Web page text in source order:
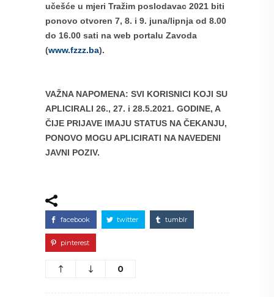
učešće u mjeri Tražim poslodavac 2021 biti
ponovo otvoren 7, 8. i 9. juna/lipnja od 8.00
do 16.00 sati na web portalu Zavoda
(www.fzzz.ba).
VAŽNA NAPOMENA: SVI KORISNICI KOJI SU
APLICIRALI 26., 27. i 28.5.2021. GODINE, A
ČIJE PRIJAVE IMAJU STATUS NA ČEKANJU,
PONOVO MOGU APLICIRATI NA NAVEDENI
JAVNI POZIV.
facebook twitter tumblr
pinterest
0